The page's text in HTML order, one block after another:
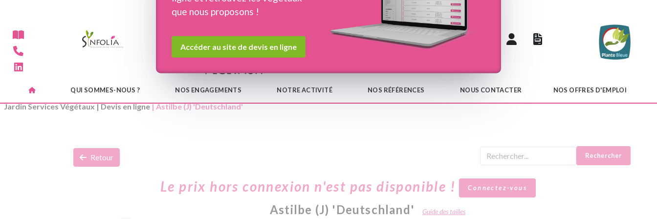
Devis en ligne Notre catalogue
QUI SOMMES-NOUS ? NOS ENGAGEMENTS NOTRE ACTIVITÉ NOS RÉFÉRENCES NOUS CONTACTER NOS OFFRES D'EMPLOI
que nous proposons !
Accéder au site de devis en ligne
Jardin Services Végétaux|Devis en ligne| Astilbe (J) 'Deutschland'
Retour Rechercher
Le prix hors connexion n'est pas disponible ! Connectez-vous
Astilbe (J) 'Deutschland' Guide des tailles